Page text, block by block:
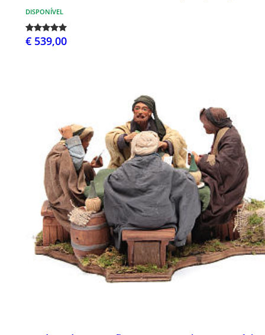
DISPONÍVEL
€ 539,00